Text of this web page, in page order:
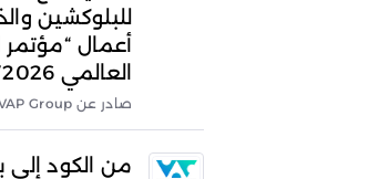
للبلوكشين
أعمال “مؤتمر
العالمي 2026”
صادر عن VAP Group
من الكود إلى